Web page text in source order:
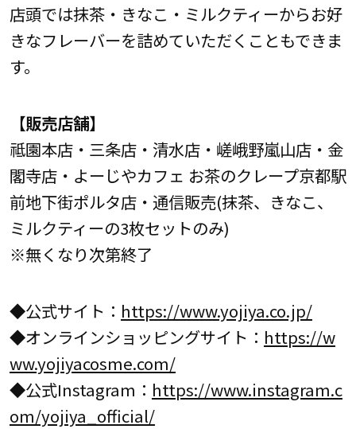
店頭では抹茶・きなこ・ミルクティーからお好
きなフレーバーを詰めていただくこともできま
す。
【販売店舗】
祗園本店・三条店・清水店・嵯峨野嵐山店・金
閣寺店・よーじやカフェ お茶のクレープ京都駅
前地下街ポルタ店・通信販売(抹茶、きなこ、
ミルクティーの3枚セットのみ)
※無くなり次第終了
◆公式サイト： https://www.yojiya.co.jp/
◆オンラインショッピングサイト： https://w
ww.yojiyacosme.com/
◆公式Instagram： https://www.instagram.c
om/yojiya_official/